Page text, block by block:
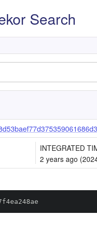
Search
INTEGRATED
2 years ago